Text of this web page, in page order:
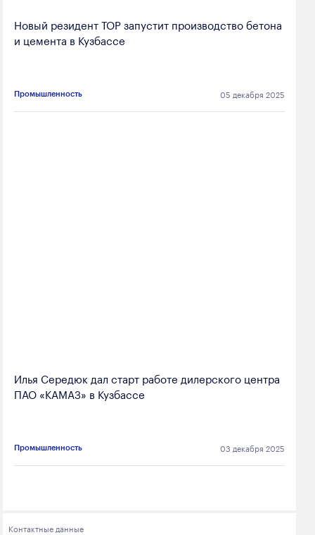
Новый резидент ТОР запустит производство бетона
и цемента в Кузбассе
Промышленность 05 декабря 2025
Илья Середюк дал старт работе дилерского центра
ПАО «КАМАЗ» в Кузбассе
Промышленность 03 декабря 2025
Контактные данные